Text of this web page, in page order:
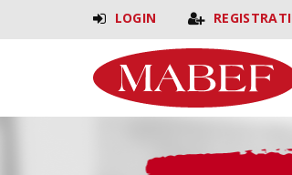
LOGIN REGISTRATI